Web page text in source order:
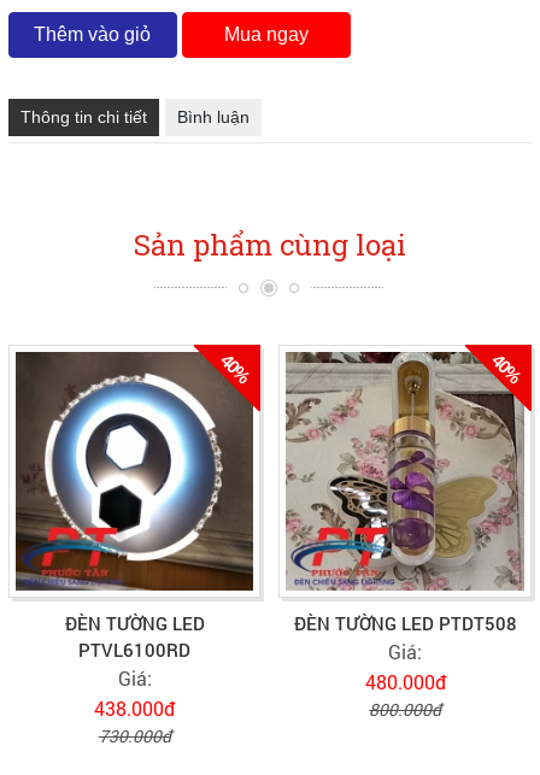
Thêm vào giỏ Mua ngay
Thông tin chi tiết Bình luận
Sản phẩm cùng loại
40%
ĐÈN TƯỜNG LED
PTVL6100RD
Giá:
438.000đ
730.000đ
40%
ĐÈN TƯỜNG LED PTDT508
Giá:
480.000đ
800.000đ